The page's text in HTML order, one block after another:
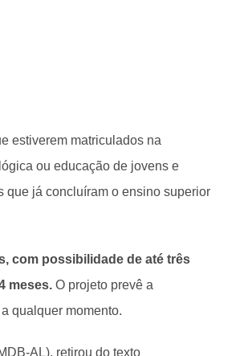
estiverem matriculados na
ou educação de jovens e
que já concluíram o ensino superior
com possibilidade de até três
meses. O projeto prevê a
qualquer momento.
AL), retirou do texto